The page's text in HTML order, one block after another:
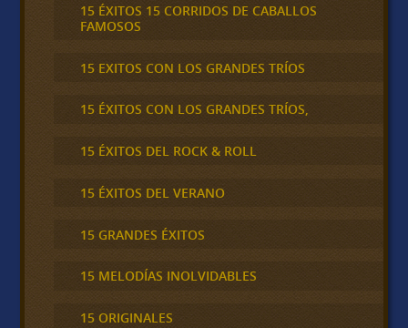
15 ÉXITOS 15 CORRIDOS DE CABALLOS
FAMOSOS
15 EXITOS CON LOS GRANDES TRÍOS
15 ÉXITOS CON LOS GRANDES TRÍOS,
15 ÉXITOS DEL ROCK & ROLL
15 ÉXITOS DEL VERANO
15 GRANDES ÉXITOS
15 MELODÍAS INOLVIDABLES
15 ORIGINALES